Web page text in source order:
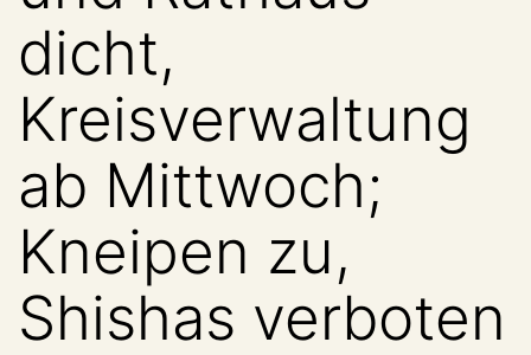
dicht,
Kreisverwaltung
ab Mittwoch;
Kneipen zu,
Shishas verboten